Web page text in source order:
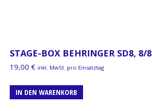
STAGE-BOX BEHRINGER SD8, 8/8
19,00 € inkl. MwSt. pro Einsatztag
IN DEN WARENKORB